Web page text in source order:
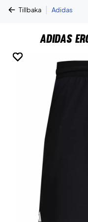
Tillbaka | Adidas
Adidas